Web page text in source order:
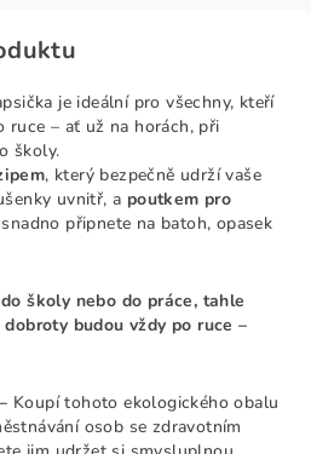
je ideální pro všechny, kteří
– ať už na horách, při
školy.
, který bezpečně udrží vaše
uvnitř, a poutkem pro
připnete na batoh, opasek
školy nebo do práce, tahle
budou vždy po ruce –
Koupí tohoto ekologického obalu
osob se zdravotním